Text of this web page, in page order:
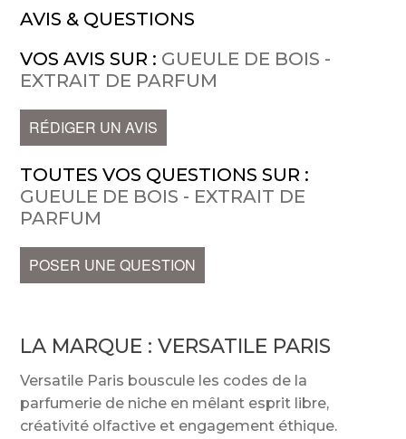
AVIS & QUESTIONS
VOS AVIS SUR : GUEULE DE BOIS -
EXTRAIT DE PARFUM
RÉDIGER UN AVIS
TOUTES VOS QUESTIONS SUR :
GUEULE DE BOIS - EXTRAIT DE
PARFUM
POSER UNE QUESTION
LA MARQUE :VERSATILE PARIS
Versatile Paris bouscule les codes de la
parfumerie de niche en mêlant esprit libre,
créativité olfactive et engagement éthique.